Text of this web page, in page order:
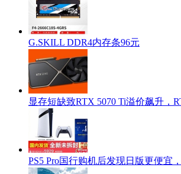
G.SKILL DDR4内存条96元
显存短缺致RTX 5070 Ti溢价飙升，
PS5 Pro国行购机后发现日版更便宜